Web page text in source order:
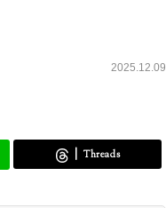
2025.12.09
Threads